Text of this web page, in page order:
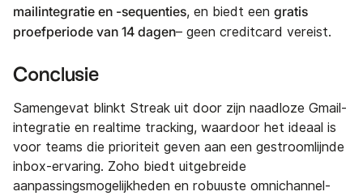
mailintegratie en -sequenties, en biedt een gratis
proefperiode van 14 dagen– geen creditcard vereist.
Conclusie
Samengevat blinkt Streak uit door zijn naadloze Gmail-
integratie en realtime tracking, waardoor het ideaal is
voor teams die prioriteit geven aan een gestroomlijnde
inbox-ervaring. Zoho biedt uitgebreide
aanpassingsmogelijkheden en robuuste omnichannel-